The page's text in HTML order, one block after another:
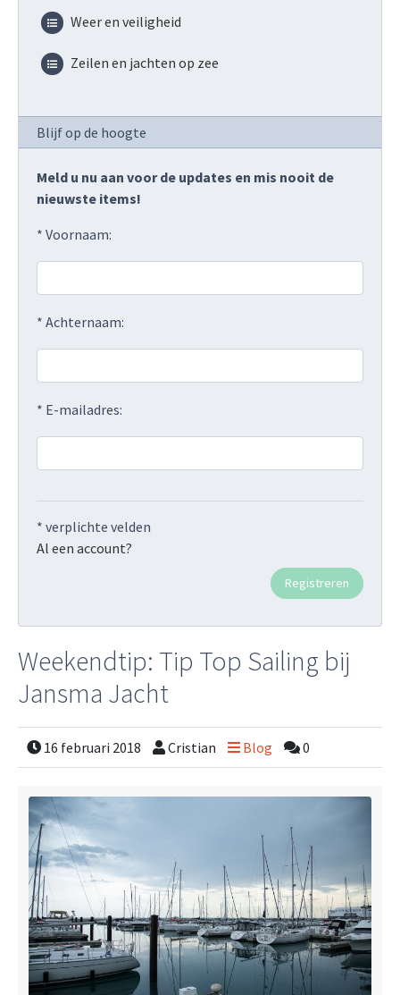
Weer en veiligheid
Zeilen en jachten op zee
Blijf op de hoogte
Meld u nu aan voor de updates en mis nooit de
nieuwste items!
* Voornaam:
* Achternaam:
* E-mailadres:
* verplichte velden
Al een account?
Weekendtip: Tip Top Sailing bij
Jansma Jacht
16 februari 2018 Cristian Blog 0